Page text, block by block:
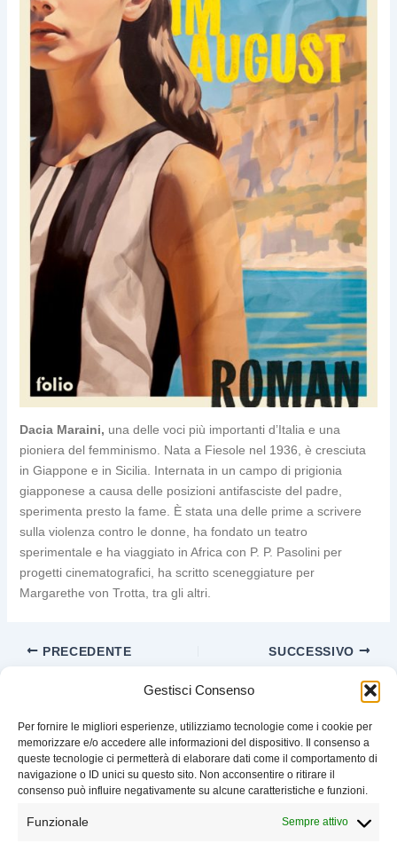
Gestisci Consenso
Per fornire le migliori esperienze, utilizziamo tecnologie come i cookie per
memorizzare e/o accedere alle informazioni del dispositivo. Il consenso a
queste tecnologie ci permetterà di elaborare dati come il comportamento di
navigazione o ID unici su questo sito. Non acconsentire o ritirare il
consenso può influire negativamente su alcune caratteristiche e funzioni.
Funzionale Sempre attivo
Dacia Maraini, una delle voci più importanti d’Italia e una
pioniera del femminismo. Nata a Fiesole nel 1936, è cresciuta
in Giappone e in Sicilia. Internata in un campo di prigionia
giapponese a causa delle posizioni antifasciste del padre,
sperimenta presto la fame. È stata una delle prime a scrivere
sulla violenza contro le donne, ha fondato un teatro
sperimentale e ha viaggiato in Africa con P. P. Pasolini per
progetti cinematografici, ha scritto sceneggiature per
Margarethe von Trotta, tra gli altri.
PRECEDENTE SUCCESSIVO
EVENTI
CHI SIAMO